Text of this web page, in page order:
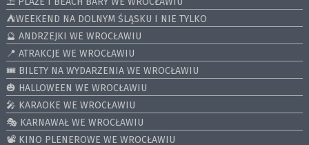
⛺️WEEKEND NA DOLNYM ŚLĄSKU I NIE TYLKO
🔮 ANDRZEJKI WE WROCŁAWIU
📍 ATRAKCJE WE WROCŁAWIU
🎟️ BILETY NA WYDARZENIA WE WROCŁAWIU
🎃 HALLOWEEN WE WROCŁAWIU
🎤 KARAOKE WE WROCŁAWIU
🎭 KARNAWAŁ WE WROCŁAWIU
📽️ KINO PLENEROWE WE WROCŁAWIU